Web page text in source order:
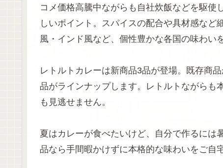
コメ価格高騰中ながらも自社炊飯などを駆
しいポイント。スパイスの配合や具材感な
風・インド風など、個性豊かな各国の味わい
レトルトカレーは新商品3品が登場。既存商
品がラインナップします。レトルトながらも
も見逃せません。
夏はカレーが食べたいけど、自分で作るに
品なら手間暇かけずに本格的な味わいをご自